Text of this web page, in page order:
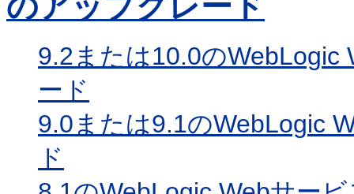
9.2または10.0のWebLogic
ード
9.0または9.1のWebLogic
ド